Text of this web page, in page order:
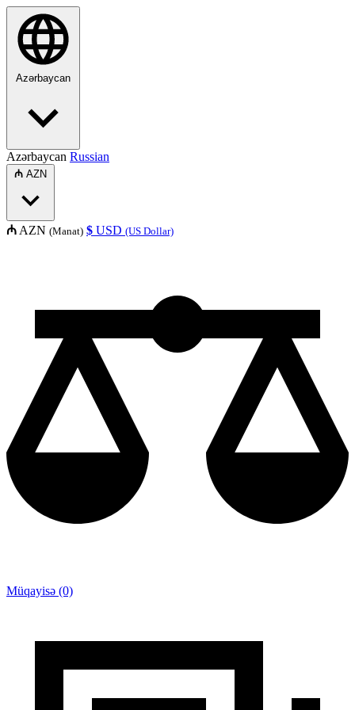
Azərbaycan
Azərbaycan Russian
₼ AZN
₼ AZN (Manat) $ USD (US Dollar)
Müqayisə (0)